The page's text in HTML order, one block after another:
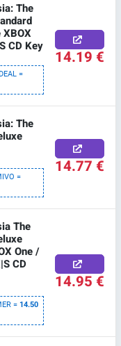
The
XBOX
CD Key
=
14.19 €
The
=
14.77 €
The
One /
CD
=14.50
14.95 €